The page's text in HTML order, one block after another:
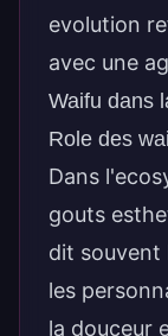
evolution
avec une
Waifu dans
Role des
Dans
gouts
dit souvent
les
la douceur